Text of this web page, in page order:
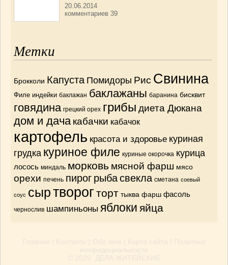
20.06.2014
комментариев 39
Метки
Брокколи Капуста Помидоры Рис Свинина
Филе индейки баклажан баклажаны баранина бисквит
говядина грецкий орех грибы диета Дюкана
дом и дача кабачки кабачок
картофель красота и здоровье куриная
грудка куриное филе куриные окорочка курица
лосось миндаль морковь мясной фарш мясо
орехи печень пирог рыба свекла сметана соевый
соус сыртворог торт тыква фарш фасоль
чернослив шампиньоны яблоки яйца